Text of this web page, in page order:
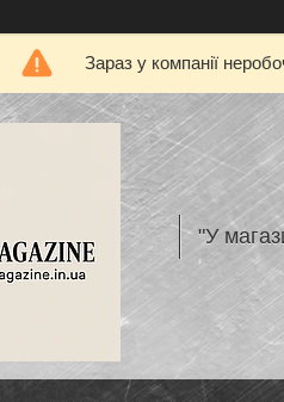
Зараз у компанії
"У